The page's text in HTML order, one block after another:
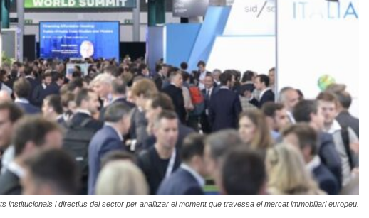
institucionals i directius del sector per analitzar el moment que travessa el mercat immobiliari europeu.